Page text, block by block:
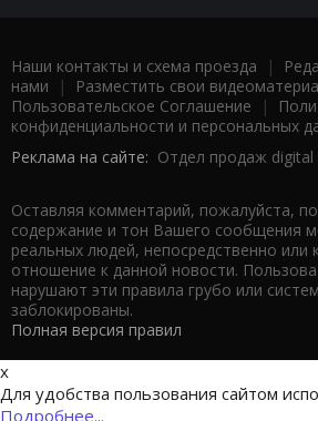
Наши контакты и схема проезда |
нами | Разместить свои
Пользовательское Соглашение |
конфиденциальности и персональных
Реклама на сайте: Отдел продаж digital
Оставляя комментарий, пожалуйста,
содержание и тон Вашего сообщения
реальных людей, непосредственно
отношение к данной новости.
нарушают эти правила грубо или
заблокированы.
Полная версия правил
x
Для удобства пользования сайтом
Подробнее...